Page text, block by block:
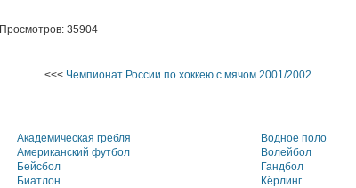
Просмотров: 35904
<<< Чемпионат России по хоккею с мячом 2001/2002
Академическая гребля
Американский футбол
Бейсбол
Биатлон
Водное поло
Волейбол
Гандбол
Кёрлинг